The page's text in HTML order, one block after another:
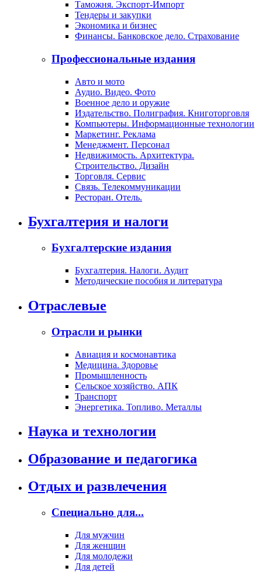
Таможня. Экспорт-Импорт
Тендеры и закупки
Экономика и бизнес
Финансы. Банковское дело. Страхование
Профессиональные издания
Авто и мото
Аудио. Видео. Фото
Военное дело и оружие
Издательство. Полиграфия. Книготорговля
Компьютеры. Информационные технологии
Маркетинг. Реклама
Менеджмент. Персонал
Недвижимость. Архитектура.
Строительство. Дизайн
Торговля. Сервис
Связь. Телекоммуникации
Ресторан. Отель.
Бухгалтерия и налоги
Бухгалтерские издания
Бухгалтерия. Налоги. Аудит
Методические пособия и литература
Отраслевые
Отрасли и рынки
Авиация и космонавтика
Медицина. Здоровье
Промышленность
Сельское хозяйство. АПК
Транспорт
Энергетика. Топливо. Металлы
Наука и технологии
Образование и педагогика
Отдых и развлечения
Специально для...
Для мужчин
Для женщин
Для молодежи
Для детей